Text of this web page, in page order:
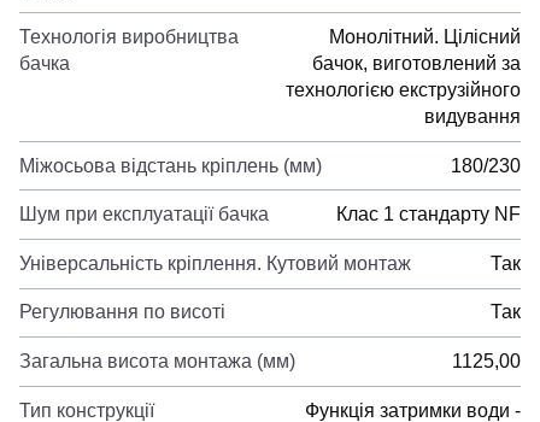
Технологія виробництва
бачка
Монолітний. Цілісний
бачок, виготовлений за
технологією екструзійного
видування
Міжосьова відстань кріплень (мм) 180/230
Шум при експлуатації бачка Клас 1 стандарту NF
Універсальність кріплення. Кутовий монтаж Так
Регулювання по висоті Так
Загальна висота монтажа (мм) 1125,00
Тип конструкції
Функція затримки води -